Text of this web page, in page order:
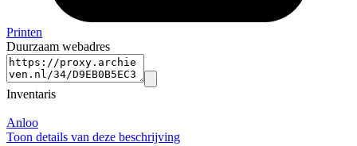
Printen
Duurzaam webadres
Inventaris
Anloo
Toon details van deze beschrijving